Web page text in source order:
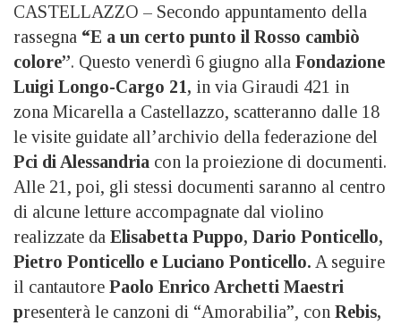
CASTELLAZZO – Secondo appuntamento della
rassegna “E a un certo punto il Rosso cambiò
colore”. Questo venerdì 6 giugno alla Fondazione
Luigi Longo-Cargo 21, in via Giraudi 421 in
zona Micarella a Castellazzo, scatteranno dalle 18
le visite guidate all’archivio della federazione del
Pci di Alessandria con la proiezione di documenti.
Alle 21, poi, gli stessi documenti saranno al centro
di alcune letture accompagnate dal violino
realizzate da Elisabetta Puppo, Dario Ponticello,
Pietro Ponticello e Luciano Ponticello. A seguire
il cantautore Paolo Enrico Archetti Maestri
presenterà le canzoni di “Amorabilia”, con Rebis,